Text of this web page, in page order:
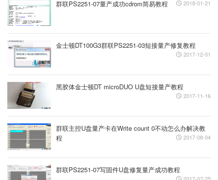
群联PS2251-07量产成功cdrom简易教程 2018-01-21
金士顿DT100G3群联PS2251-03短接量产修复教程
2017-12-01
黑胶体金士顿DT microDUO U盘短接量产教程
2017-11-16
群联主控U盘量产卡在Write count 0不动怎么办解决教
程
2017-08-04
群联PS2251-07写固件U盘修复量产成功教程
2017-07-25